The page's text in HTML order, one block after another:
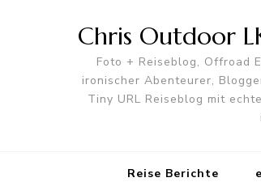
Chris Outdoor
Foto + Reiseblog, Offroad
ironischer Abenteurer,
Tiny URL Reiseblog mit
Reise Berichte